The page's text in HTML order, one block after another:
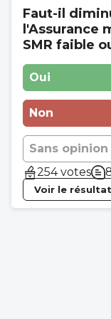
risque de
notoriété et
tomber
Faut-il
l'Assurance
SMR faible
Oui
Non
Sans opinion
254 votes
Voir le résultat